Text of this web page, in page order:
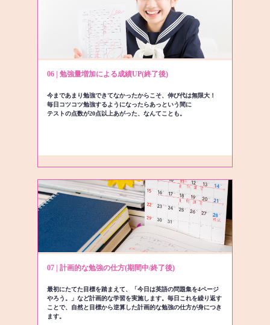
06 | 勉強量増加による成績UP(終了後)
今まであまり勉強できてなかったからこそ、伸び代は無限大！
毎日コツコツ勉強するようになったらあっという間に
テストの点数が20点以上あがった、なんてことも。
07 | 計画的な勉強の仕方(期間中/終了後)
最初にたてた目標を踏まえて、「今日は英語の問題集を4ページ
やろう。」など計画的な学習を実施します。毎日これを繰り返す
ことで、自然と目標から逆算した計画的な勉強の仕方が身につき
ます。